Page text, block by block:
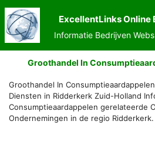
Ga
naar
de
inhoud
ExcellentLinks Online
Informatie Bedrijven
Groothandel In
Groothandel In
Diensten in Ridderkerk Zuid-Holland
Consumptieaardappelen gerelateerde
Ondernemingen in de regio Ridderkerk.